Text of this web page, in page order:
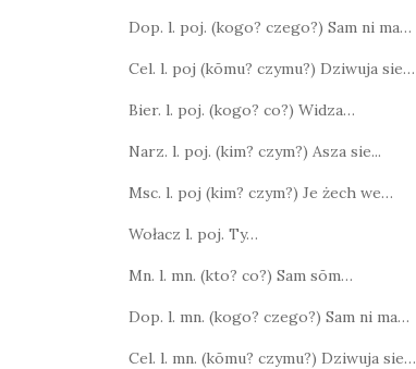
Dop. l. poj. (kogo? czego?) Sam ni ma…
Cel. l. poj (kōmu? czymu?) Dziwuja sie…
Bier. l. poj. (kogo? co?) Widza…
Narz. l. poj. (kim? czym?) Asza sie...
Msc. l. poj (kim? czym?) Je żech we…
Wołacz l. poj. Ty…
Mn. l. mn. (kto? co?) Sam sōm…
Dop. l. mn. (kogo? czego?) Sam ni ma…
Cel. l. mn. (kōmu? czymu?) Dziwuja sie…